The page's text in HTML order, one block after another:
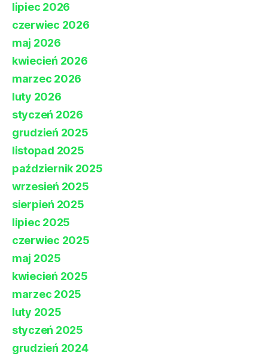
lipiec 2026
czerwiec 2026
maj 2026
kwiecień 2026
marzec 2026
luty 2026
styczeń 2026
grudzień 2025
listopad 2025
październik 2025
wrzesień 2025
sierpień 2025
lipiec 2025
czerwiec 2025
maj 2025
kwiecień 2025
marzec 2025
luty 2025
styczeń 2025
grudzień 2024